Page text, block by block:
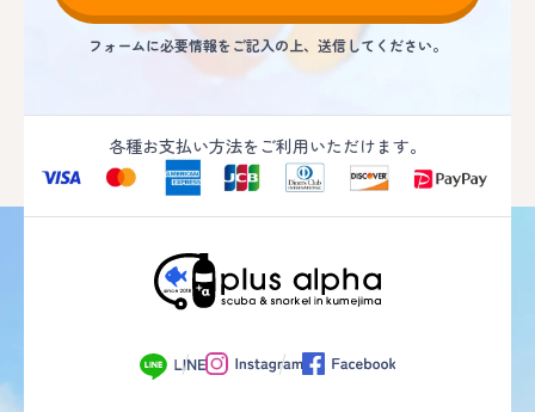
フォームに必要情報をご記入の上、送信してください。
各種お支払い方法をご利用いただけます。